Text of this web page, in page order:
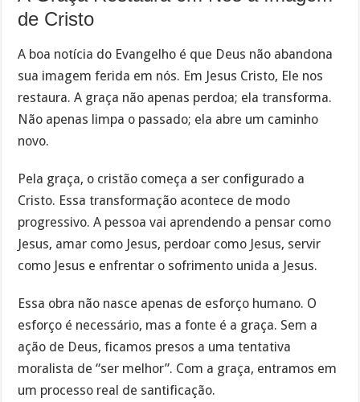
de Cristo
A boa notícia do Evangelho é que Deus não abandona
sua imagem ferida em nós. Em Jesus Cristo, Ele nos
restaura. A graça não apenas perdoa; ela transforma.
Não apenas limpa o passado; ela abre um caminho
novo.
Pela graça, o cristão começa a ser configurado a
Cristo. Essa transformação acontece de modo
progressivo. A pessoa vai aprendendo a pensar como
Jesus, amar como Jesus, perdoar como Jesus, servir
como Jesus e enfrentar o sofrimento unida a Jesus.
Essa obra não nasce apenas de esforço humano. O
esforço é necessário, mas a fonte é a graça. Sem a
ação de Deus, ficamos presos a uma tentativa
moralista de “ser melhor”. Com a graça, entramos em
um processo real de santificação.